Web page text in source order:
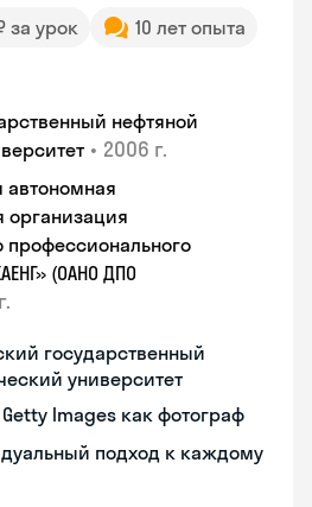
за урок
10 лет опыта
нефтяной
• 2006 г.
автономная
организация
профессионального
(ОАНО ДПО
государственный
университет
Images как фотограф
подход к каждому